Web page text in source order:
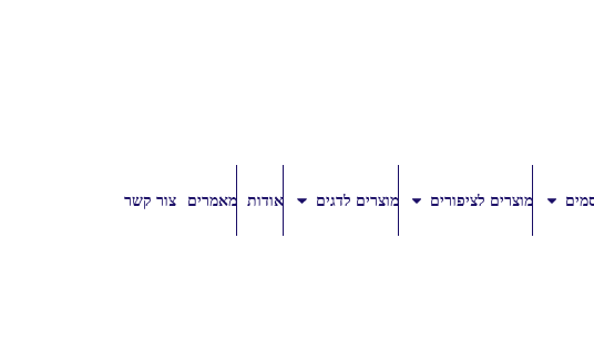
מוצרים לציפורים מוצרים לדגים אודות מאמרים צור קשר